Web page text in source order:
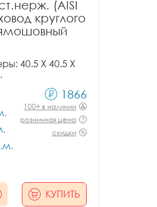
(AISI
круглого
40.5 X 40.5 X
1866
100+ в наличии
розничная цена
скидки
КУПИТЬ